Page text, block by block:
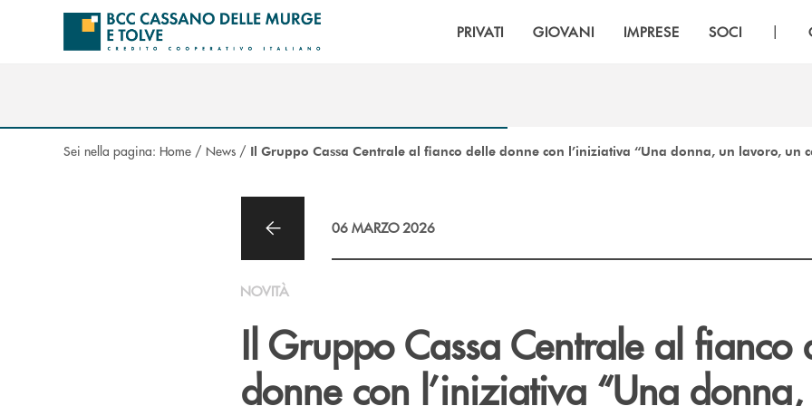
Salta al contenuto principale
PRIVATI GIOVANI IMPRESE SOCI |
Sei nella pagina: Home / News / Il Gruppo Cassa Centrale al fianco delle donne con l’iniziativa “Una donna, un lavoro, un
06 MARZO 2026
NOVITÀ
Il Gruppo Cassa Centrale al fianco
donne con l’iniziativa “Una